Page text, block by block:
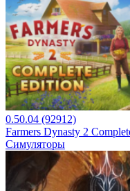
0.50.04 (92912)
Farmers Dynasty 2
Симуляторы